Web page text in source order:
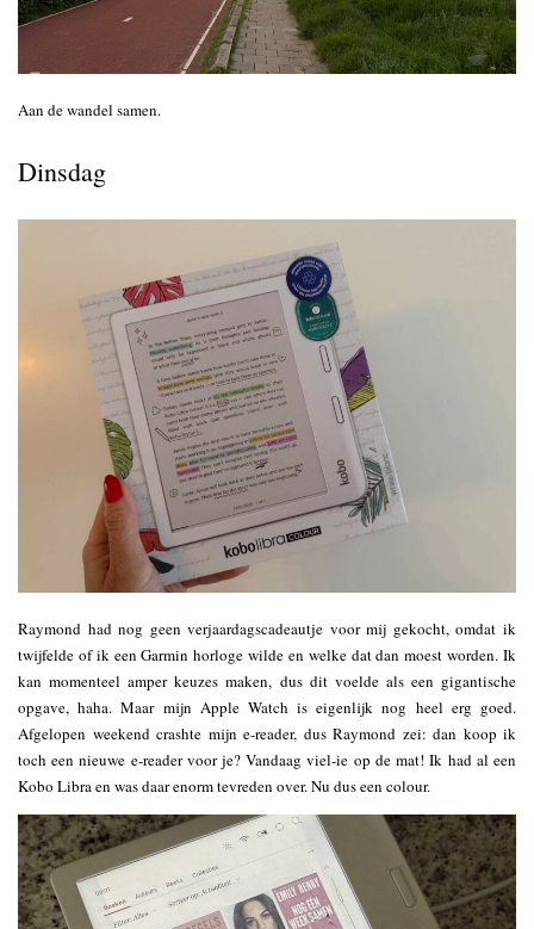
Aan de wandel samen.
Dinsdag
Raymond had nog geen verjaardagscadeautje voor mij gekocht, omdat ik
twijfelde of ik een Garmin horloge wilde en welke dat dan moest worden. Ik
kan momenteel amper keuzes maken, dus dit voelde als een gigantische
opgave, haha. Maar mijn Apple Watch is eigenlijk nog heel erg goed.
Afgelopen weekend crashte mijn e-reader, dus Raymond zei: dan koop ik
toch een nieuwe e-reader voor je? Vandaag viel-ie op de mat! Ik had al een
Kobo Libra en was daar enorm tevreden over. Nu dus een colour.